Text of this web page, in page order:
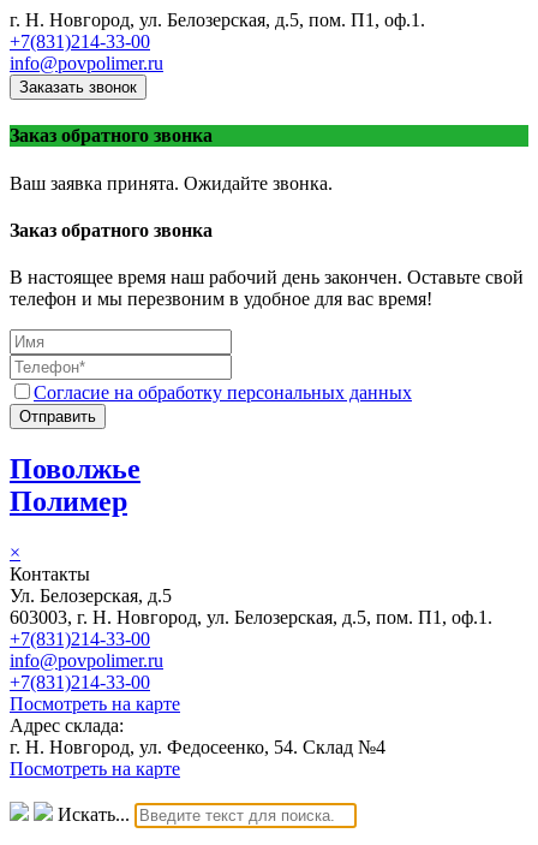
г. Н. Новгород, ул. Белозерская, д.5, пом. П1, оф.1.
+7(831)214-33-00
info@povpolimer.ru
Заказать звонок
Заказ обратного звонка
Ваш заявка принята. Ожидайте звонка.
Заказ обратного звонка
В настоящее время наш рабочий день закончен. Оставьте свой
телефон и мы перезвоним в удобное для вас время!
Согласие на обработку персональных данных
Отправить
Поволжье
Полимер
×
Контакты
Ул. Белозерская, д.5
603003, г. Н. Новгород, ул. Белозерская, д.5, пом. П1, оф.1.
+7(831)214-33-00
info@povpolimer.ru
+7(831)214-33-00
Посмотреть на карте
Адрес склада:
г. Н. Новгород, ул. Федосеенко, 54. Склад №4
Посмотреть на карте
Искать...